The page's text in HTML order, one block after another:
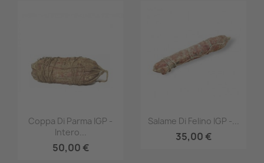
Anteprima
Coppa Di Parma IGP -
Intero...
50,00 €
Anteprima
Salame Di Felino IGP -...
35,00 €